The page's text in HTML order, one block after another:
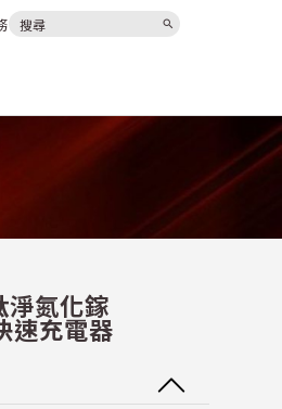
search
淨氮化鎵
速充電器